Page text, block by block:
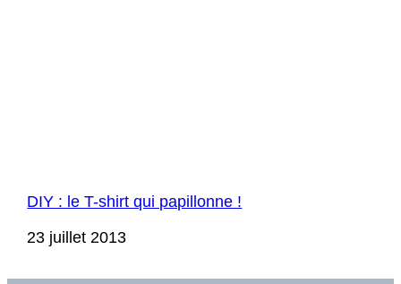
DIY : le T-shirt qui papillonne !
Date
23 juillet 2013